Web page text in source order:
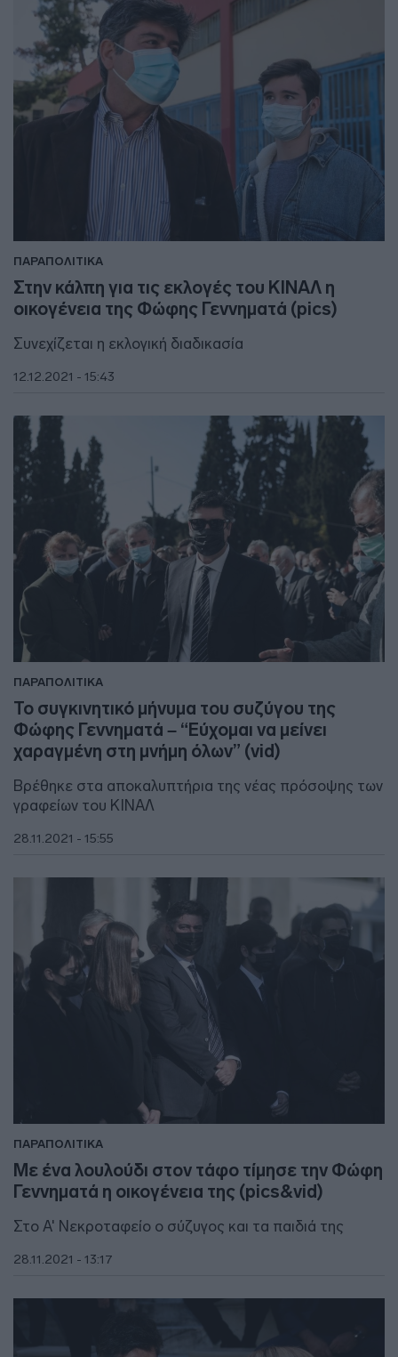
ΠΑΡΑΠΟΛΙΤΙΚΑ
Στην κάλπη για τις εκλογές του ΚΙΝΑΛ η
οικογένεια της Φώφης Γεννηματά (pics)
Συνεχίζεται η εκλογική διαδικασία
12.12.2021 - 15:43
ΠΑΡΑΠΟΛΙΤΙΚΑ
Το συγκινητικό μήνυμα του συζύγου της
Φώφης Γεννηματά – “Εύχομαι να μείνει
χαραγμένη στη μνήμη όλων” (vid)
Βρέθηκε στα αποκαλυπτήρια της νέας πρόσοψης των
γραφείων του ΚΙΝΑΛ
28.11.2021 - 15:55
ΠΑΡΑΠΟΛΙΤΙΚΑ
Με ένα λουλούδι στον τάφο τίμησε την Φώφη
Γεννηματά η οικογένεια της (pics&vid)
Στο Α' Νεκροταφείο ο σύζυγος και τα παιδιά της
28.11.2021 - 13:17